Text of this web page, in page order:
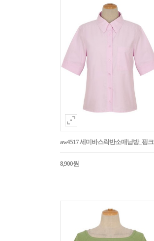
aw4517 세미바스락반소매남방_핑크
8,900원